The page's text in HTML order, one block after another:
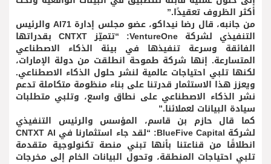
أكثر الظروف تعقيدًا.”
من جانبه، قال رضا نيداكو، عضو مجلس إدارة AI71 والرئيس
التنفيذي لشركة VentureOne: “تتميّز CNTXT بقدراتها
الفائقة وسرعة تنفيذها في بيئة الذكاء الاصطناعي
المتسارعة. إنها شركة طموحة انطلقت من دولة الإمارات،
لكنها تلبي احتياجات عالمية لنشر حلول الذكاء الاصطناعي.
ويعزز هذا الاستثمار قدرتنا على بناء منظومة متكاملة تدعم
نشر الذكاء الاصطناعي على نطاق واسع، وتلبي متطلبات
سيادة البيانات لعملائنا.”
كما قال حازم بن قاسم، المؤسس والرئيس التنفيذي
لشركة BlueFive Capital: “لقد جاء استثمارنا في CNTXT AI
انطلاقًا من قناعتنا بأنها تبني منصة تكنولوجية متقدمة
تلبي احتياجات المنطقة، وتحول البيانات الخام إلى مخرجات